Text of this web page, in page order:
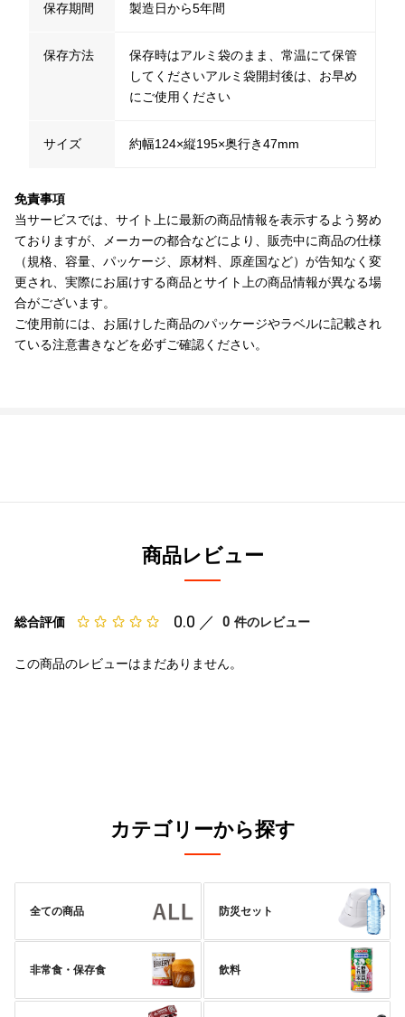
保存期間 製造日から5年間
保存方法
保存時はアルミ袋のまま、常温にて保管
してくださいアルミ袋開封後は、お早め
にご使用ください
サイズ 約幅124×縦195×奥行き47mm
免責事項
当サービスでは、サイト上に最新の商品情報を表示するよう努め
ておりますが、メーカーの都合などにより、販売中に商品の仕様
（規格、容量、パッケージ、原材料、原産国など）が告知なく変
更され、実際にお届けする商品とサイト上の商品情報が異なる場
合がございます。
ご使用前には、お届けした商品のパッケージやラベルに記載され
ている注意書きなどを必ずご確認ください。
商品レビュー
総合評価 0.0 ／ 0 件のレビュー
この商品のレビューはまだありません。
カテゴリーから探す
全ての商品 防災セット
非常食・保存食 飲料